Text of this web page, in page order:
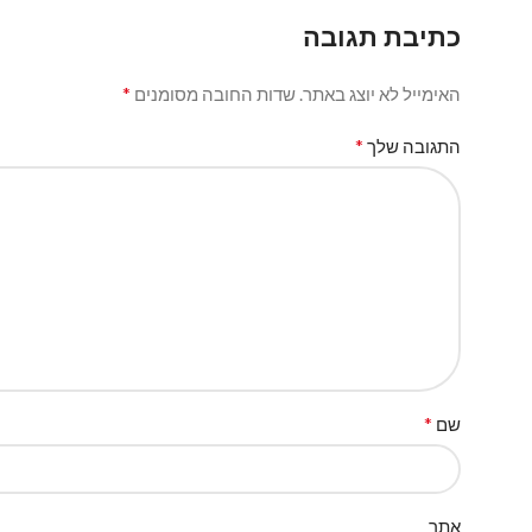
כתיבת תגובה
האימייל לא יוצג באתר. שדות החובה מסומנים *
התגובה שלך *
שם *
אתר